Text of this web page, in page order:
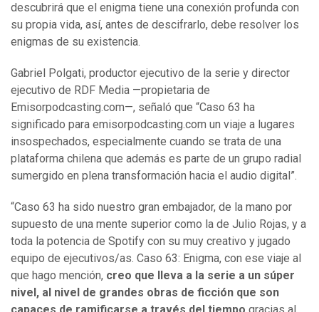
descubrirá que el enigma tiene una conexión profunda con
su propia vida, así, antes de descifrarlo, debe resolver los
enigmas de su existencia.
Gabriel Polgati, productor ejecutivo de la serie y director
ejecutivo de RDF Media —propietaria de
Emisorpodcasting.com—, señaló que “Caso 63 ha
significado para emisorpodcasting.com un viaje a lugares
insospechados, especialmente cuando se trata de una
plataforma chilena que además es parte de un grupo radial
sumergido en plena transformación hacia el audio digital”.
“Caso 63 ha sido nuestro gran embajador, de la mano por
supuesto de una mente superior como la de Julio Rojas, y a
toda la potencia de Spotify con su muy creativo y jugado
equipo de ejecutivos/as. Caso 63: Enigma, con ese viaje al
que hago mención, creo que lleva a la serie a un súper
nivel, al nivel de grandes obras de ficción que son